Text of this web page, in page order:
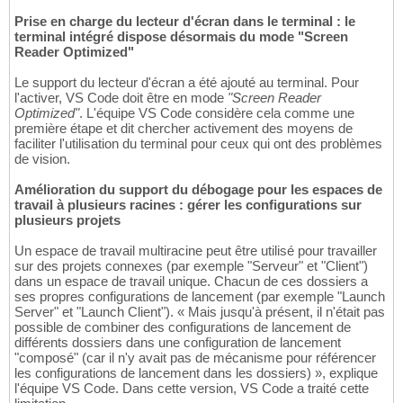
Prise en charge du lecteur d'écran dans le terminal : le
terminal intégré dispose désormais du mode "Screen
Reader Optimized"
Le support du lecteur d'écran a été ajouté au terminal. Pour
l'activer, VS Code doit être en mode "Screen Reader
Optimized". L'équipe VS Code considère cela comme une
première étape et dit chercher activement des moyens de
faciliter l'utilisation du terminal pour ceux qui ont des problèmes
de vision.
Amélioration du support du débogage pour les espaces de
travail à plusieurs racines : gérer les configurations sur
plusieurs projets
Un espace de travail multiracine peut être utilisé pour travailler
sur des projets connexes (par exemple "Serveur" et "Client")
dans un espace de travail unique. Chacun de ces dossiers a
ses propres configurations de lancement (par exemple "Launch
Server" et "Launch Client"). « Mais jusqu'à présent, il n'était pas
possible de combiner des configurations de lancement de
différents dossiers dans une configuration de lancement
"composé" (car il n'y avait pas de mécanisme pour référencer
les configurations de lancement dans les dossiers) », explique
l'équipe VS Code. Dans cette version, VS Code a traité cette